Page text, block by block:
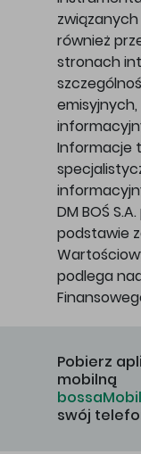
również
stronach
Informacje
DM BOŚ
podstawie
podlega
Pobierz
mobilną
swój